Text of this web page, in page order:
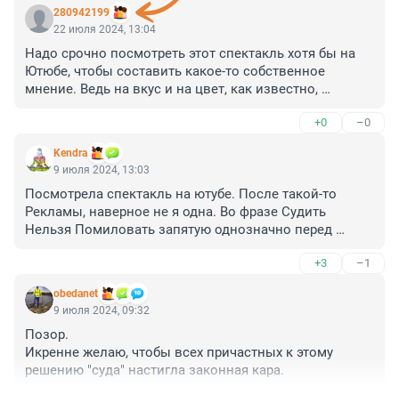
280942199
22 июля 2024, 13:04
Надо срочно посмотреть этот спектакль хотя бы на
Ютюбе, чтобы составить какое-то собственное
мнение. Ведь на вкус и на цвет, как известно,
попадью, а третий — поповскую дочку. Вот и получим
три разных обвинения, а речь об одном семействе.
Спасибо за информацию!
+0 –0
Kendra
9 июля 2024, 13:03
Посмотрела спектакль на ютубе. После такой-то
Рекламы, наверное не я одна. Во фразе Судить
Нельзя Помиловать запятую однозначно перед
+3 –1
obedanet
9 июля 2024, 09:32
Позор.
Икренне желаю, чтобы всех причастных к этому
решению "суда" настигла законная кара.